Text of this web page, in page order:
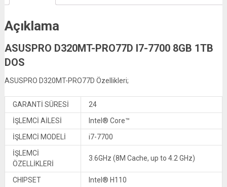
Açıklama
ASUSPRO D320MT-PRO77D I7-7700 8GB 1TB
DOS
ASUSPRO D320MT-PRO77D Özellikleri;
GARANTİ SÜRESİ
24
İŞLEMCİ AİLESİ
Intel® Core™
İŞLEMCİ MODELİ
i7-7700
İŞLEMCİ
ÖZELLİKLERİ
3.6GHz (8M Cache, up to 4.2 GHz)
CHIPSET
Intel® H110